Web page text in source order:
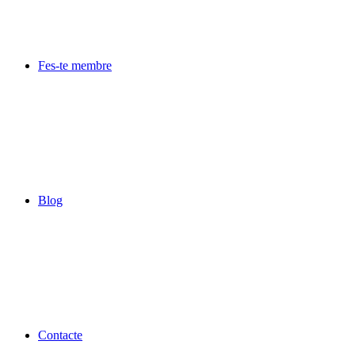
Fes-te membre
Blog
Contacte